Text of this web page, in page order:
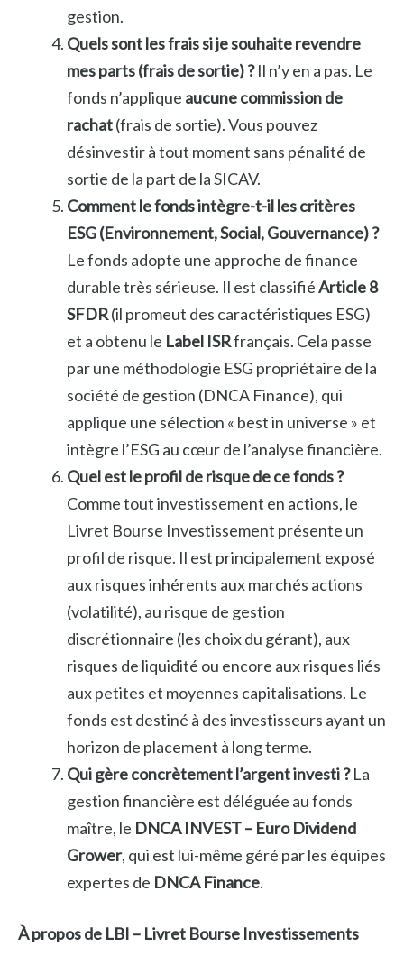
gestion.
Quels sont les frais si je souhaite revendre
mes parts (frais de sortie) ?Il n’y en a pas. Le
fonds n’applique aucune commission de
rachat(frais de sortie). Vous pouvez
désinvestir à tout moment sans pénalité de
sortie de la part de la SICAV.
Comment le fonds intègre-t-il les critères
ESG (Environnement, Social, Gouvernance) ?
Le fonds adopte une approche de finance
durable très sérieuse. Il est classifiéArticle 8
SFDR(il promeut des caractéristiques ESG)
et a obtenu le Label ISRfrançais. Cela passe
par une méthodologie ESG propriétaire de la
société de gestion (DNCA Finance), qui
applique une sélection « best in universe » et
intègre l’ESG au cœur de l’analyse financière.
Quel est le profil de risque de ce fonds ?
Comme tout investissement en actions, le
Livret Bourse Investissement présente un
profil de risque. Il est principalement exposé
aux risques inhérents aux marchés actions
(volatilité), au risque de gestion
discrétionnaire (les choix du gérant), aux
risques de liquidité ou encore aux risques liés
aux petites et moyennes capitalisations. Le
fonds est destiné à des investisseurs ayant un
horizon de placement à long terme.
Qui gère concrètement l’argent investi ?La
gestion financière est déléguée au fonds
maître, le DNCA INVEST – Euro Dividend
Grower, qui est lui-même géré par les équipes
expertes de DNCA Finance.
À propos de LBI – Livret Bourse Investissements